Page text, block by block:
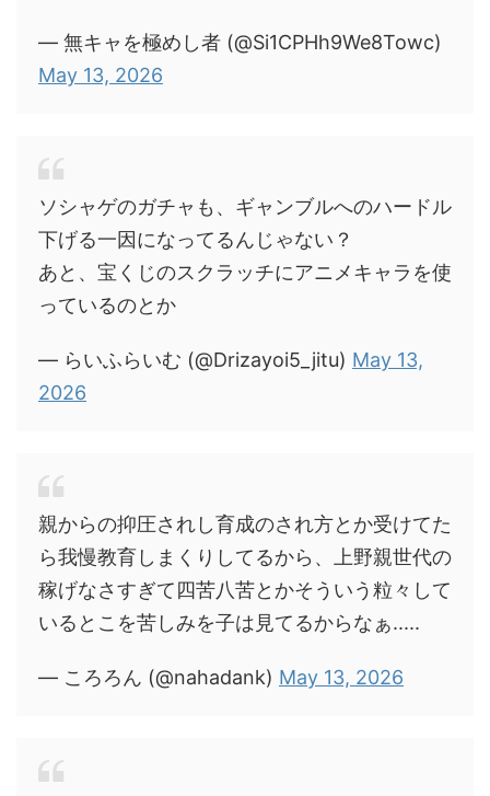
— 無キャを極めし者 (@Si1CPHh9We8Towc)
May 13, 2026
ソシャゲのガチャも、ギャンブルへのハードル
下げる一因になってるんじゃない？
あと、宝くじのスクラッチにアニメキャラを使
っているのとか
— らいふらいむ (@Drizayoi5_jitu) May 13,
2026
親からの抑圧されし育成のされ方とか受けてた
ら我慢教育しまくりしてるから、上野親世代の
稼げなさすぎて四苦八苦とかそういう粒々して
いるとこを苦しみを子は見てるからなぁ.....
— ころろん (@nahadank) May 13, 2026